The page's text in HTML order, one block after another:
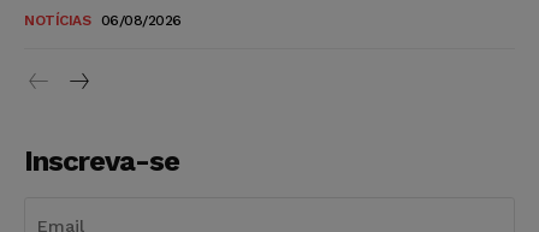
NOTÍCIAS 06/08/2026
Inscreva-se